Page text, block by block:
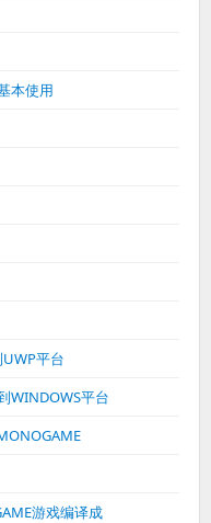
本使用
平台
WINDOWS平台
游戏编译成